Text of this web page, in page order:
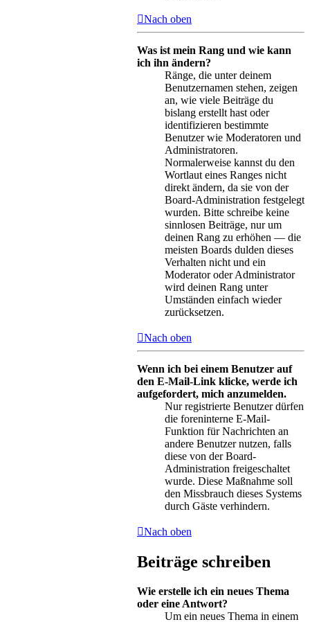
Nach oben
Was ist mein Rang und wie kann
ich ihn ändern?
Ränge, die unter deinem
Benutzernamen stehen, zeigen
an, wie viele Beiträge du
bislang erstellt hast oder
identifizieren bestimmte
Benutzer wie Moderatoren und
Administratoren.
Normalerweise kannst du den
Wortlaut eines Ranges nicht
direkt ändern, da sie von der
Board-Administration festgelegt
wurden. Bitte schreibe keine
sinnlosen Beiträge, nur um
deinen Rang zu erhöhen — die
meisten Boards dulden dieses
Verhalten nicht und ein
Moderator oder Administrator
wird deinen Rang unter
Umständen einfach wieder
zurücksetzen.
Nach oben
Wenn ich bei einem Benutzer auf
den E-Mail-Link klicke, werde ich
aufgefordert, mich anzumelden.
Nur registrierte Benutzer dürfen
die foreninterne E-Mail-
Funktion für Nachrichten an
andere Benutzer nutzen, falls
diese von der Board-
Administration freigeschaltet
wurde. Diese Maßnahme soll
den Missbrauch dieses Systems
durch Gäste verhindern.
Nach oben
Beiträge schreiben
Wie erstelle ich ein neues Thema
oder eine Antwort?
Um ein neues Thema in einem